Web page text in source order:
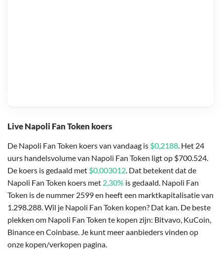
Live Napoli Fan Token koers
De Napoli Fan Token koers van vandaag is $0,2188. Het 24
uurs handelsvolume van Napoli Fan Token ligt op $700.524.
De koers is gedaald met $0,003012. Dat betekent dat de
Napoli Fan Token koers met 2,30% is gedaald. Napoli Fan
Token is de nummer 2599 en heeft een marktkapitalisatie van
1.298.288. Wil je Napoli Fan Token kopen? Dat kan. De beste
plekken om Napoli Fan Token te kopen zijn: Bitvavo, KuCoin,
Binance en Coinbase. Je kunt meer aanbieders vinden op
onze kopen/verkopen pagina.